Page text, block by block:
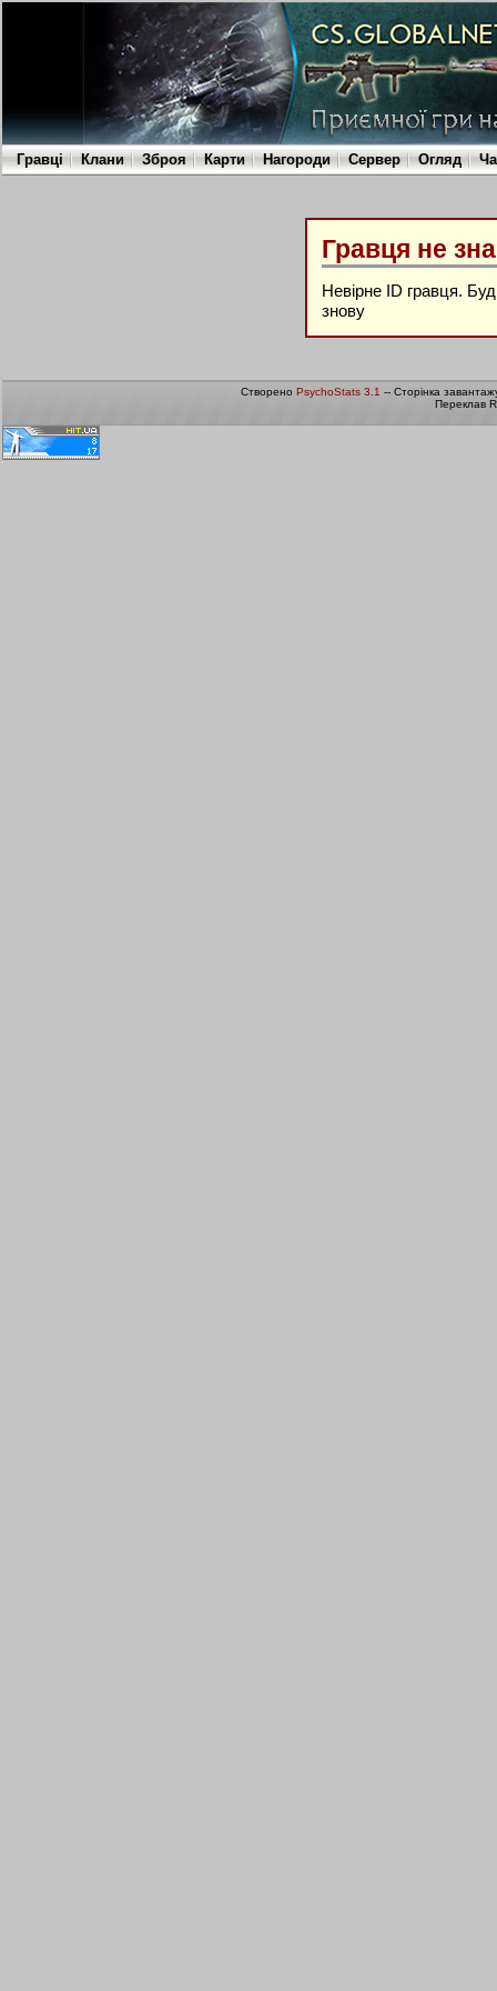
Гравці Клани Зброя Карти Нагороди Сервер Огляд
Гравця не
Невірне ID гравця.
знову
Створено PsychoStats 3.1 -- Сторінка
Переклав